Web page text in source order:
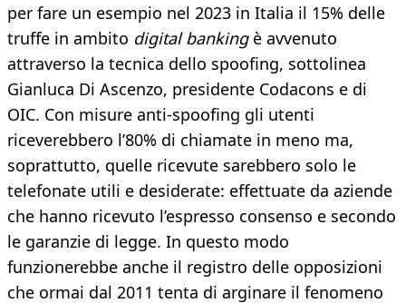
per fare un esempio nel 2023 in Italia il 15% delle
truffe in ambito digital bankingè avvenuto
attraverso la tecnica dello spoofing, sottolinea
Gianluca Di Ascenzo, presidente Codacons e di
OIC. Con misure anti-spoofing gli utenti
riceverebbero l’80% di chiamate in meno ma,
soprattutto, quelle ricevute sarebbero solo le
telefonate utili e desiderate: effettuate da aziende
che hanno ricevuto l’espresso consenso e secondo
le garanzie di legge. In questo modo
funzionerebbe anche il registro delle opposizioni
che ormai dal 2011 tenta di arginare il fenomeno